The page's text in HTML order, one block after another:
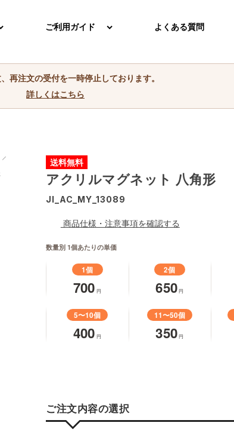
ご利用ガイド よくある質問
再注文の受付を一時停止しております。
詳しくはこちら
送料無料
アクリルマグネット 八角形
JI_AC_MY_13089
商品仕様・注意事項を確認する
数量別 1個あたりの単価
1個
700 円
2個
650円
5〜10個
400 円
11〜50個
350円
ご注文内容の選択